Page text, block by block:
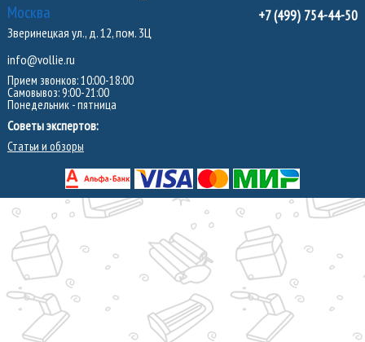
Москва
Зверинецкая ул., д. 12, пом. 3Ц
info@vollie.ru
Прием звонков: 10:00-18:00
Самовывоз: 9:00-21:00
Понедельник - пятница
Советы экспертов:
Статьи и обзоры
+7 (499) 754-44-50